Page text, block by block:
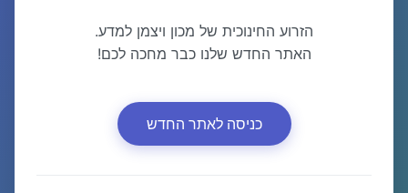
הזרוע החינוכית של מכון ויצמן למדע.
האתר החדש שלנו כבר מחכה לכם!
כניסה לאתר החדש